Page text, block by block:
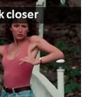
im Internet: